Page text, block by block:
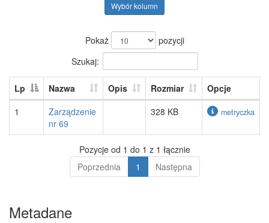
Wybór kolumn
Pokaż
pozycji
Szukaj:
Lp Nazwa Opis Rozmiar
Opcje
1
Zarządzenie
nr 69
328 KB metryczka
Pozycje od 1 do 1 z 1 łącznie
Poprzednia
1 Następna
Metadane